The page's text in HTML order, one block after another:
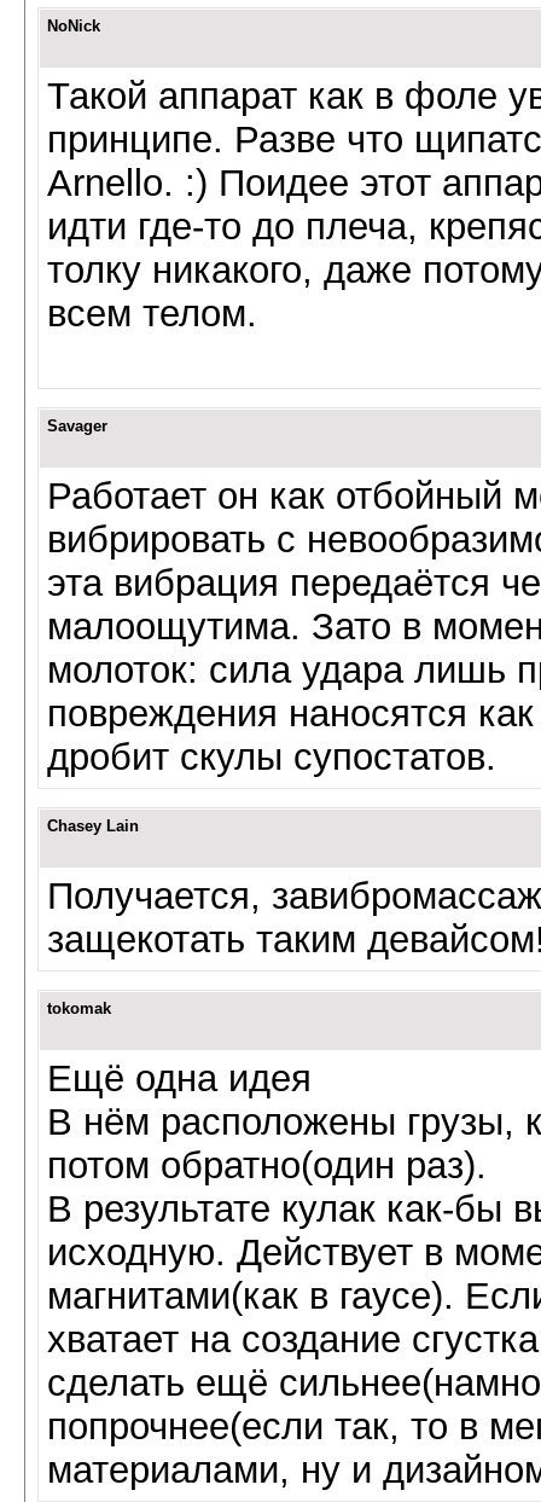
NoNick
Такой аппарат как в фоле
принципе. Разве что
Arnello. :) Поидее этот
идти где-то до плеча,
толку никакого, даже
всем телом.
Savager
Работает он как отбойный
вибрировать с
эта вибрация передаётся
малоощутима. Зато в
молоток: сила удара лишь
повреждения наносятся
дробит скулы супостатов.
Chasey Lain
Получается,
защекотать таким
tokomak
Ещё одна идея
В нём расположены грузы,
потом обратно(один раз).
В результате кулак как-бы
исходную. Действует в
магнитами(как в гаусе).
хватает на создание
сделать ещё
попрочнее(если так, то в
материалами, ну и